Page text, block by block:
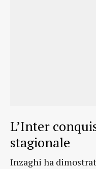
L’Inter
stagionale
Inzaghi ha